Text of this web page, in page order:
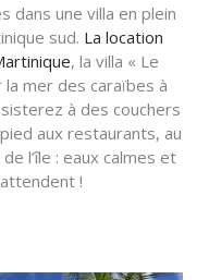
dans une villa en plein
sud. La location
, la villa « Le
la mer des caraïbes à
à des couchers
aux restaurants, au
l’île : eaux calmes et
!